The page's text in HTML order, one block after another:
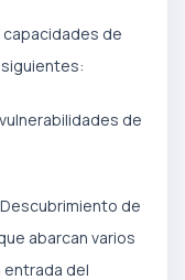
de
de
de
abarcan varios
entrada del